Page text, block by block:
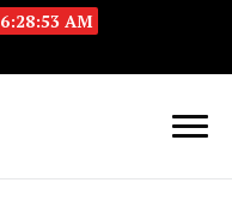
6:28:54 AM